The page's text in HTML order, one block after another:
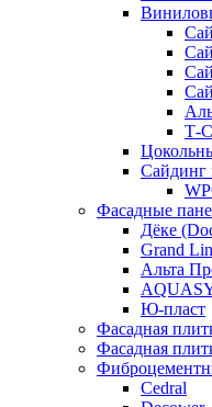
Т-
Фасадные
Дёке
Grand
Альта
Ю-пласт
Фасадная
Фасадная
Cedral